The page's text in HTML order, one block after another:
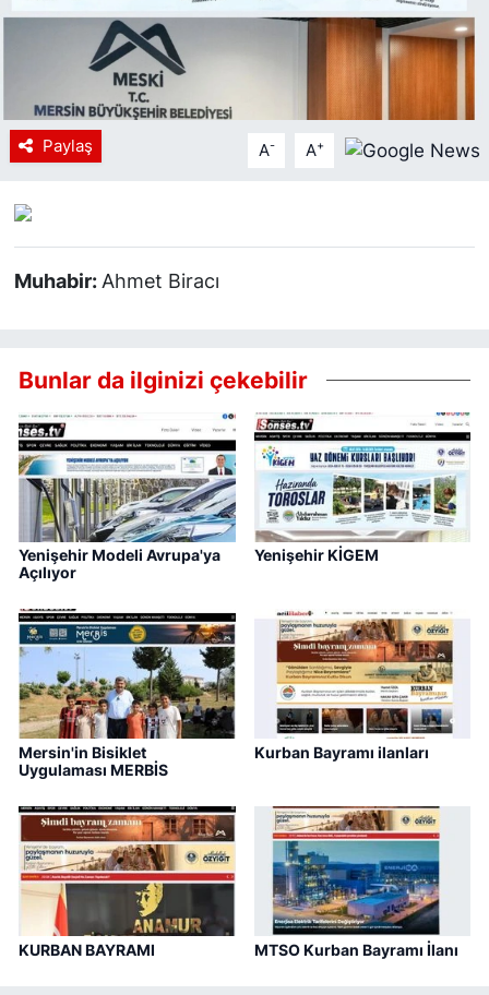
Paylaş A- A+
Muhabir: Ahmet Biracı
Bunlar da ilginizi çekebilir
Yenişehir Modeli Avrupa'ya
Açılıyor
Yenişehir KİGEM
Mersin'in Bisiklet
Uygulaması MERBİS
Kurban Bayramı ilanları
KURBAN BAYRAMI MTSO Kurban Bayramı İlanı
Siyaset
YEREL HABER
Haberde insan